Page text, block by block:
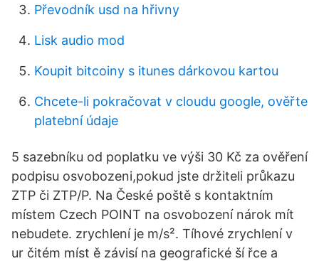
Převodník usd na hřivny
Lisk audio mod
Koupit bitcoiny s itunes dárkovou kartou
Chcete-li pokračovat v cloudu google, ověřte
platební údaje
5 sazebníku od poplatku ve výši 30 Kč za ověření
podpisu osvobozeni,pokud jste držiteli průkazu
ZTP či ZTP/P. Na České poště s kontaktním
místem Czech POINT na osvobození nárok mít
nebudete. zrychlení je m/s². Tíhové zrychlení v
ur čitém míst ě závisí na geografické ší řce a